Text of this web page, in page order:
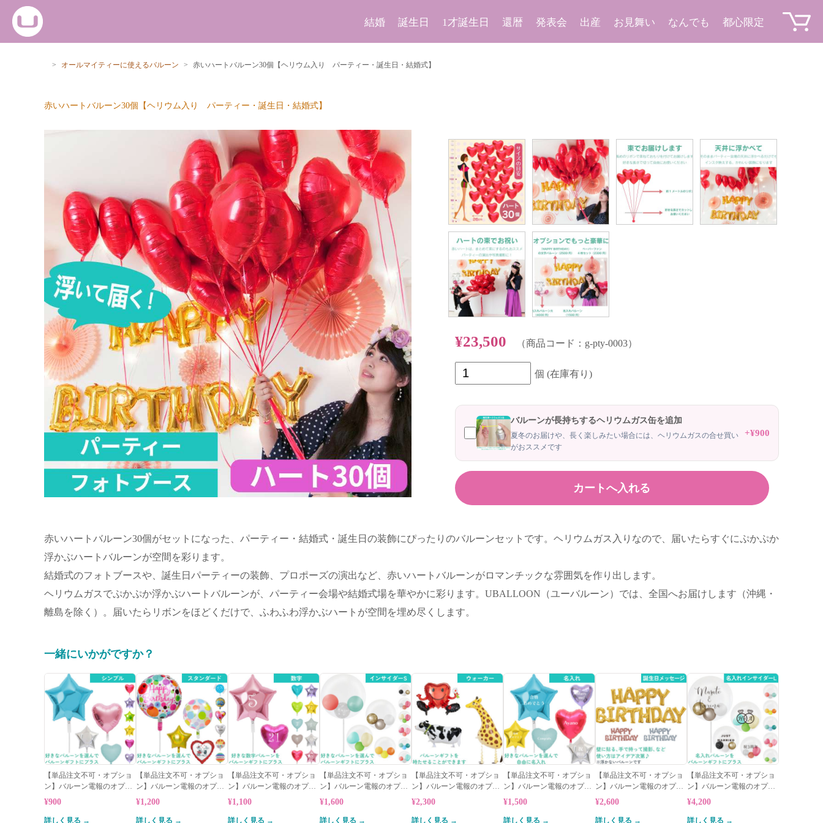
結婚 誕生日 1才誕生日 還暦 発表会 出産 お見舞い なんでも 都心限定
> オールマイティーに使えるバルーン > 赤いハートバルーン30個【ヘリウム入り パーティー・誕生日・結婚式】
赤いハートバルーン30個【ヘリウム入り パーティー・誕生日・結婚式】
¥23,500 （商品コード：g-pty-0003）
個 (在庫有り)
バルーンが長持ちするヘリウムガス缶を追加
夏冬のお届けや、長く楽しみたい場合には、ヘリウムガスの合せ買い
がおススメです
+¥900
赤いハートバルーン30個がセットになった、パーティー・結婚式・誕生日の装飾にぴったりのバルーンセットです。ヘリウムガス入りなので、届いたらすぐにぷかぷか
浮かぶハートバルーンが空間を彩ります。
結婚式のフォトブースや、誕生日パーティーの装飾、プロポーズの演出など、赤いハートバルーンがロマンチックな雰囲気を作り出します。
ヘリウムガスでぷかぷか浮かぶハートバルーンが、パーティー会場や結婚式場を華やかに彩ります。UBALLOON（ユーバルーン）では、全国へお届けします（沖縄・
離島を除く）。届いたらリボンをほどくだけで、ふわふわ浮かぶハートが空間を埋め尽くします。
一緒にいかがですか？
【単品注文不可・オプショ
ン】バルーン電報のオプシ
ョン★シンプルバルーン
¥900
詳しく見る →
【単品注文不可・オプショ
ン】バルーン電報のオプシ
ョン★スタンダードバルー
¥1,200
詳しく見る →
【単品注文不可・オプショ
ン】バルーン電報のオプシ
ョン★数字バルーン
¥1,100
詳しく見る →
【単品注文不可・オプショ
ン】バルーン電報のオプシ
ョン★インサイダーバルー
¥1,600
詳しく見る →
【単品注文不可・オプショ
ン】バルーン電報のオプシ
ョン★ウォーカーバルーン
¥2,300
詳しく見る →
【単品注文不可・オプショ
ン】バルーン電報のオプシ
ョン★名入れバルーン
¥1,500
詳しく見る →
【単品注文不可・オプショ
ン】バルーン電報のオプシ
ョン★誕生日メッセージ
¥2,600
詳しく見る →
【単品注文不可・オプショ
ン】バルーン電報のオプシ
ョン★名入れバルーン大
¥4,200
詳しく見る →